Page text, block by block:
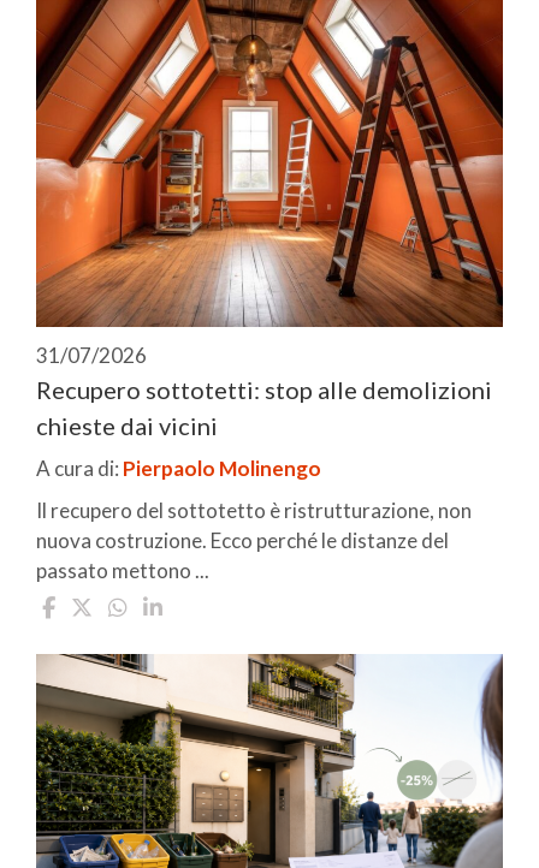
31/07/2026
Recupero sottotetti: stop alle demolizioni
chieste dai vicini
A cura di: Pierpaolo Molinengo
Il recupero del sottotetto è ristrutturazione, non
nuova costruzione. Ecco perché le distanze del
passato mettono ...